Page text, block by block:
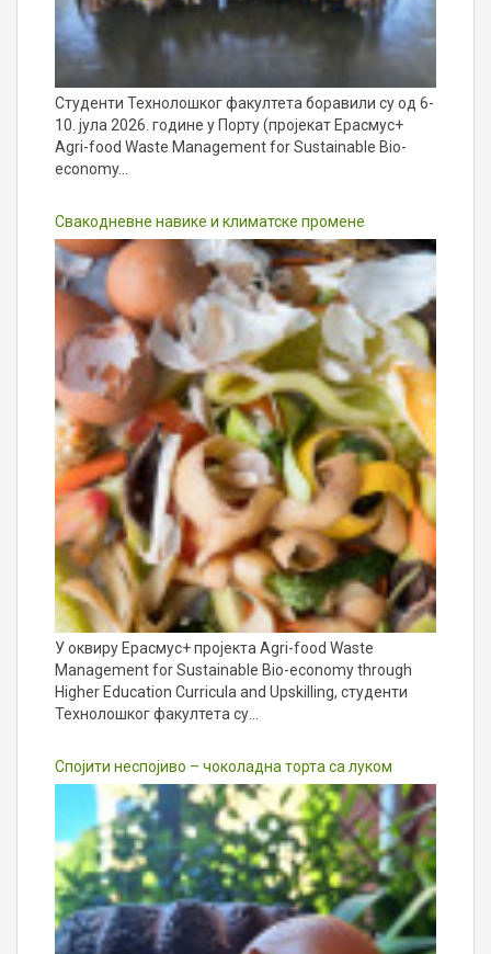
Студенти Технолошког факултета боравили су од 6-
10. јула 2026. године у Порту (пројекат Ерасмус+
Agri-food Waste Management for Sustainable Bio-
economy…
Свакодневне навике и климатске промене
У оквиру Ерасмус+ пројекта Agri-food Waste
Management for Sustainable Bio-economy through
Higher Education Curricula and Upskilling, студенти
Технолошког факултета су…
Спојити неспојиво – чоколадна торта са луком